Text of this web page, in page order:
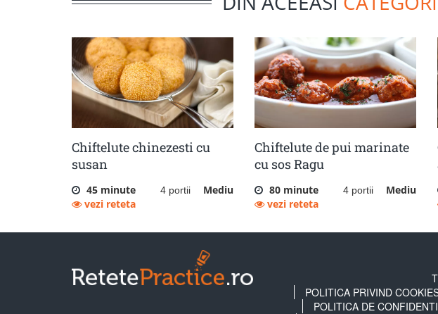
Chiftelute chinezesti cu
susan
45 minute 4 portii
Mediu
vezi reteta
Chiftelute de pui marinate
cu sos Ragu
80 minute 4 portii
Mediu
vezi reteta
POLITICA PRIVIND
POLITICA DE